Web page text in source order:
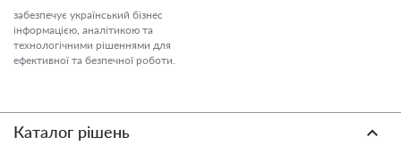
забезпечує український бізнес
інформацією, аналітикою та
технологічними рішеннями для
ефективної та безпечної роботи.
Каталог рішень